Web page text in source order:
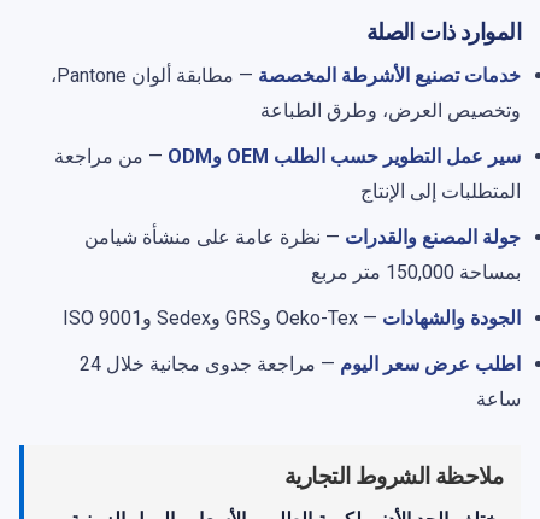
الموارد ذات الصلة
خدمات تصنيع الأشرطة المخصصة
— مطابقة ألوان Pantone،
وتخصيص العرض، وطرق الطباعة
سير عمل التطوير حسب الطلب OEM وODM
— من مراجعة
المتطلبات إلى الإنتاج
جولة المصنع والقدرات — نظرة عامة على منشأة شيامن
بمساحة 150,000 متر مربع
الجودة والشهادات — Oeko-Tex وGRS وSedex وISO 9001
اطلب عرض سعر اليوم
— مراجعة جدوى مجانية خلال 24
ساعة
ملاحظة الشروط التجارية